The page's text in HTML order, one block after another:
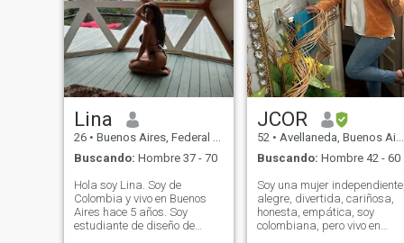
Lina
26 • Buenos Aires, Federal District, Argentina
Buscando: Hombre 37 - 70
Hola soy Lina. Soy de
Colombia y vivo en Buenos
Aires hace 5 años. Soy
estudiante de diseño de
JCOR
52 • Avellaneda, Buenos Aires, Argentina
Buscando: Hombre 42 - 60
Soy una mujer independiente,
alegre, divertida, cariñosa,
honesta, empática, soy
colombiana, pero vivo en